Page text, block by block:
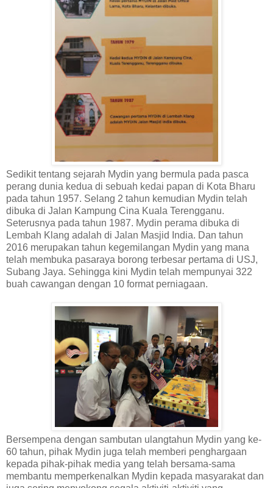
Sedikit tentang sejarah Mydin yang bermula pada pasca
perang dunia kedua di sebuah kedai papan di Kota Bharu
pada tahun 1957. Selang 2 tahun kemudian Mydin telah
dibuka di Jalan Kampung Cina Kuala Terengganu.
Seterusnya pada tahun 1987. Mydin perama dibuka di
Lembah Klang adalah di Jalan Masjid India. Dan tahun
2016 merupakan tahun kegemilangan Mydin yang mana
telah membuka pasaraya borong terbesar pertama di USJ,
Subang Jaya. Sehingga kini Mydin telah mempunyai 322
buah cawangan dengan 10 format perniagaan.
Bersempena dengan sambutan ulangtahun Mydin yang ke-
60 tahun, pihak Mydin juga telah memberi penghargaan
kepada pihak-pihak media yang telah bersama-sama
membantu memperkenalkan Mydin kepada masyarakat dan